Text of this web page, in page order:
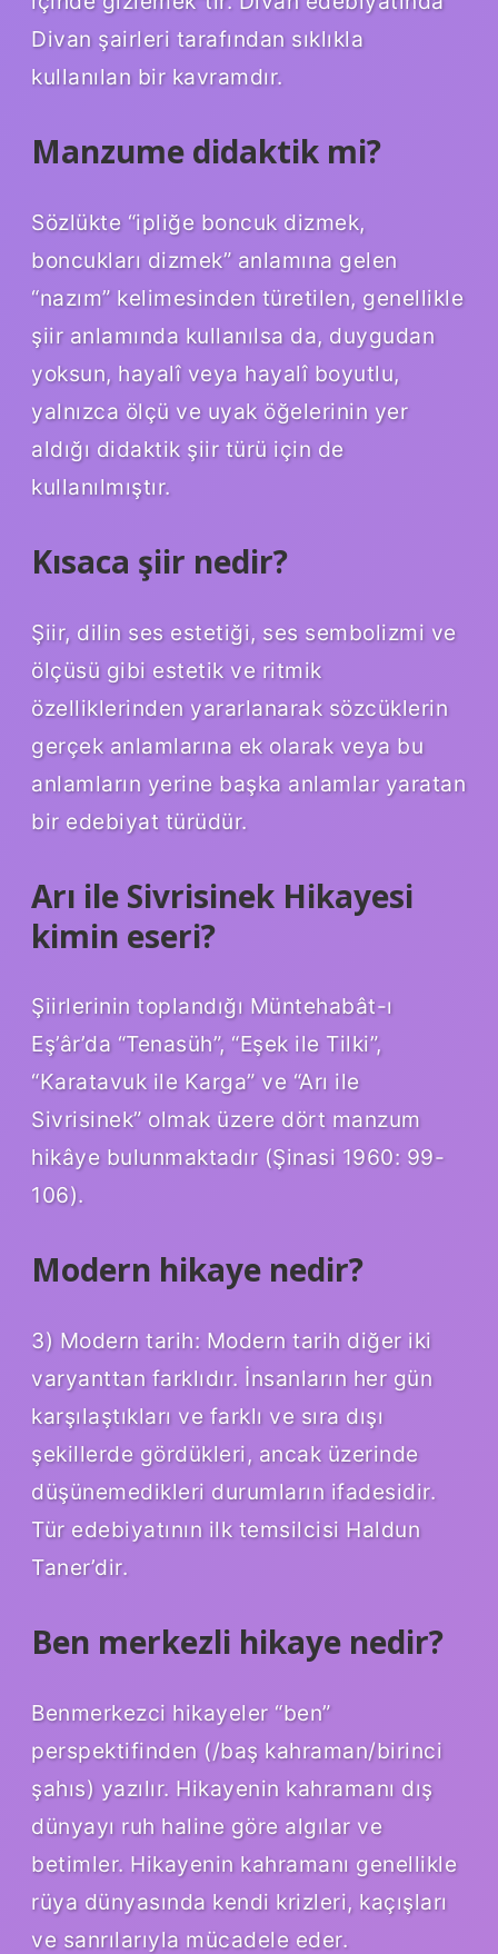
Divan şairleri tarafından sıklıkla
kullanılan bir kavramdır.
Manzume didaktik mi?
Sözlükte “ipliğe boncuk dizmek,
boncukları dizmek” anlamına gelen
“nazım” kelimesinden türetilen, genellikle
şiir anlamında kullanılsa da, duygudan
yoksun, hayalî veya hayalî boyutlu,
yalnızca ölçü ve uyak öğelerinin yer
aldığı didaktik şiir türü için de
kullanılmıştır.
Kısaca şiir nedir?
Şiir, dilin ses estetiği, ses sembolizmi ve
ölçüsü gibi estetik ve ritmik
özelliklerinden yararlanarak sözcüklerin
gerçek anlamlarına ek olarak veya bu
anlamların yerine başka anlamlar yaratan
bir edebiyat türüdür.
Arı ile Sivrisinek Hikayesi
kimin eseri?
Şiirlerinin toplandığı Müntehabât-ı
Eş’âr’da “Tenasüh”, “Eşek ile Tilki”,
“Karatavuk ile Karga” ve “Arı ile
Sivrisinek” olmak üzere dört manzum
hikâye bulunmaktadır (Şinasi 1960: 99-
106).
Modern hikaye nedir?
3) Modern tarih: Modern tarih diğer iki
varyanttan farklıdır. İnsanların her gün
karşılaştıkları ve farklı ve sıra dışı
şekillerde gördükleri, ancak üzerinde
düşünemedikleri durumların ifadesidir.
Tür edebiyatının ilk temsilcisi Haldun
Taner’dir.
Ben merkezli hikaye nedir?
Benmerkezci hikayeler “ben”
perspektifinden (/baş kahraman/birinci
şahıs) yazılır. Hikayenin kahramanı dış
dünyayı ruh haline göre algılar ve
betimler. Hikayenin kahramanı genellikle
rüya dünyasında kendi krizleri, kaçışları
ve sanrılarıyla mücadele eder.